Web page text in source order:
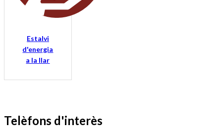
Estalvi
d'energia
a la llar
Telèfons d'interès